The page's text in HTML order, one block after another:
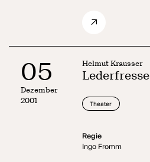
05
Dezember
2001
Helmut Krausser
Lederfresse
Theater
Regie
Ingo Fromm